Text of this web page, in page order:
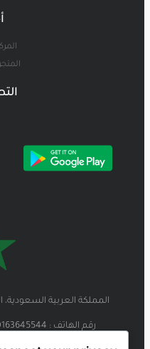
المملكة العربية
رقم الهاتف : 0163645544 – رقم الفاكس : 0163641219